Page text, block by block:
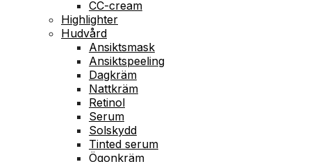
CC-cream
Highlighter
Hudvård
Ansiktsmask
Ansiktspeeling
Dagkräm
Nattkräm
Retinol
Serum
Solskydd
Tinted serum
Ögonkräm